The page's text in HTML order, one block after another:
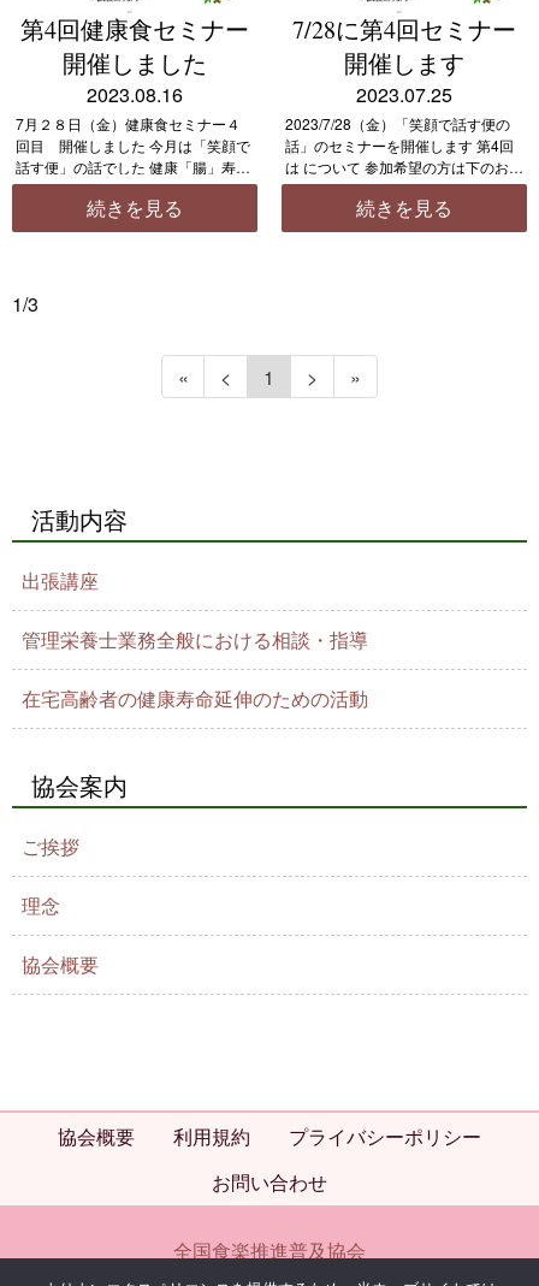
第4回健康食セミナー
開催しました
2023.08.16
7月２８日（金）健康食セミナー４
回目 開催しました 今月は「笑顔で
話す便」の話でした 健康「腸」寿で
幸せホルモンチャージしましょ
う！！ 試食（中華スープ＋スープ用
糸寒天）を参加者の方していただき
続きを見る
7/28に第4回セミナー
開催します
2023.07.25
2023/7/28（金）「笑顔で話す便の
話」のセミナーを開催します 第4回
は について 参加希望の方は下のお申
し込み先より、参加希望日・お名
前・連絡先をお知らせください 初回
参加者にはオリジナルファイルをプ
続きを見る
1/3
« < 1 > »
活動内容
出張講座
管理栄養士業務全般における相談・指導
在宅高齢者の健康寿命延伸のための活動
協会案内
ご挨拶
理念
協会概要
協会概要 利用規約
プライバシーポリシー
お問い合わせ
全国食楽推進普及協会
大阪府阪南市光陽台2-15-26